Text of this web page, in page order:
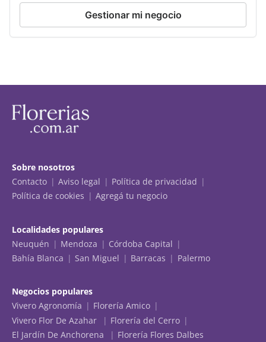
Gestionar mi negocio
Sobre nosotros
Contacto
Aviso legal
Política de privacidad
Política de cookies
Agregá tu negocio
Localidades populares
Neuquén
Mendoza
Córdoba Capital
Bahía Blanca
San Miguel Barracas Palermo
Negocios populares
Vivero Agronomía
Florería Amico
Vivero Flor De Azahar
Florería del Cerro
El Jardín De Anchorena
Florería Flores Dalbes